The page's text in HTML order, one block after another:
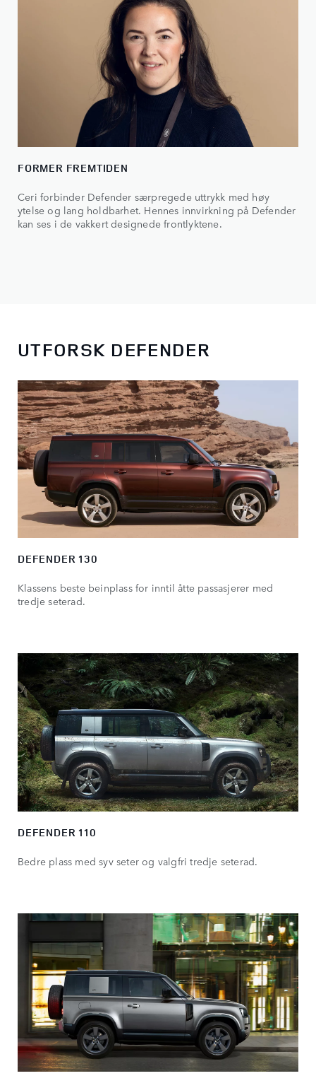
FORMER FREMTIDEN
Ceri forbinder Defender særpregede uttrykk med høy
ytelse og lang holdbarhet. Hennes innvirkning på Defender
kan ses i de vakkert designede frontlyktene.
UTFORSK DEFENDER
DEFENDER 130
Klassens beste beinplass for inntil åtte passasjerer med
tredje seterad.
DEFENDER 110
Bedre plass med syv seter og valgfri tredje seterad.